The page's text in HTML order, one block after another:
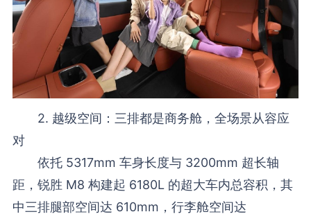
2. 越级空间：三排都是商务舱，全场景从容应
对
依托 5317mm 车身长度与 3200mm 超长轴
距，锐胜 M8 构建起 6180L 的超大车内总容积，其
中三排腿部空间达 610mm，行李舱空间达